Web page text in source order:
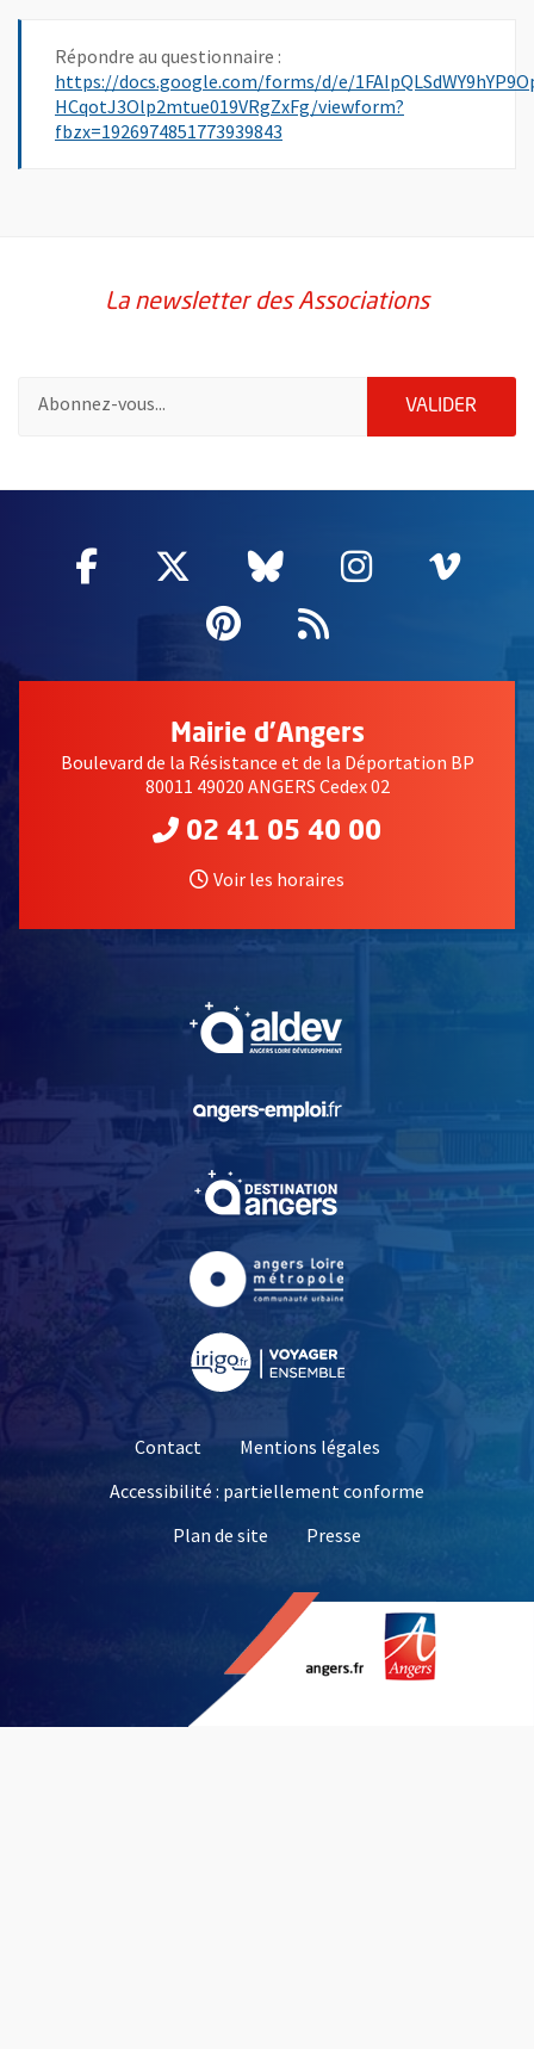
Répondre au questionnaire :
https://docs.google.com/forms/d/e/
HCqotJ3Olp2mtue019VRgZxFg/viewform?
fbzx=1926974851773939843
La newsletter des Associations
VALIDER
Facebook
, Ouvre une nouvelle fenêtre
Twitter
, Ouvre une nouvelle
Bluesky
, Ouvre une
Instagram
, Ouvre
,
Pinterest
, Ouvre une
Flux RSS
Mairie d'Angers
Boulevard de la Résistance et de la Déportation BP
80011 49020 ANGERS Cedex 02
02 41 05 40 00
Voir les horaires
, Ouvre une nouvelle
, Ouvre une nouvelle
Contact
Mentions légales
Accessibilité : partiellement conforme
Plan de site
Presse